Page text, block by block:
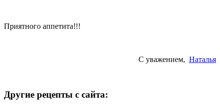
Приятного аппетита!!!
С уважением, Наталья
Другие рецепты с сайта: